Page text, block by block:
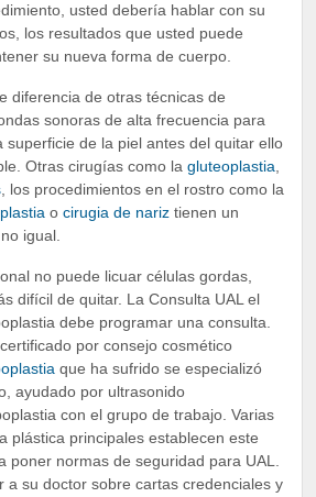
usted debería hablar con su
los resultados que usted puede
su nueva forma de cuerpo.
diferencia de otras técnicas de
sonoras de alta frecuencia para
superficie de la piel antes del quitar ello
Otras cirugías como la gluteoplastia
, los procedimientos en el rostro como la
o cirugia de nariz tienen un
igual.
no puede licuar células gordas,
difícil de quitar. La Consulta UAL el
debe programar una consulta.
por consejo cosmético
que ha sufrido se especializó
ayudado por ultrasonido
con el grupo de trabajo. Varias
plástica principales establecen este
poner normas de seguridad para UAL.
a su doctor sobre cartas credenciales y